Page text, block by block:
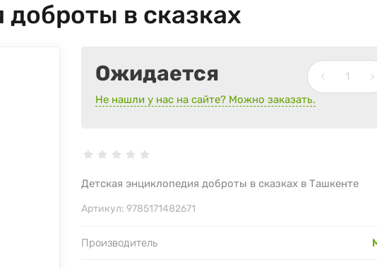
в сказках
Ожидается
Не нашли у нас на сайте? Можно заказать.
Детская энциклопедия доброты в сказках в Ташкенте
Артикул: 9785171482671
Производитель